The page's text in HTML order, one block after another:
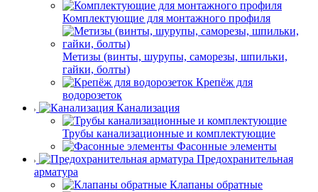
Комплектующие для монтажного профиля
Метизы (винты, шурупы, саморезы, шпильки,
гайки, болты)
Крепёж для
водорозеток
Канализация
Трубы канализационные и комплектующие
Фасонные элементы
Предохранительная
арматура
Клапаны обратные